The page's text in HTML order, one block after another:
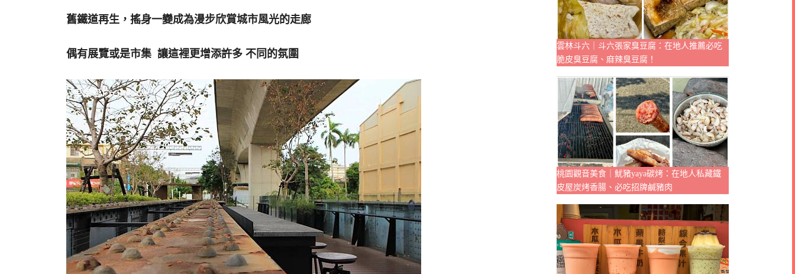
舊鐵道再生，搖身一變成為漫步欣賞城市風光的走廊
偶有展覽或是市集 讓這裡更增添許多 不同的氛圍
雲林斗六｜斗六張家臭豆腐：在地人推薦必吃
脆皮臭豆腐、麻辣臭豆腐！
桃園觀音美食｜魷豬yaya碳烤：在地人私藏鐵
皮屋炭烤香腸、必吃招牌鹹豬肉